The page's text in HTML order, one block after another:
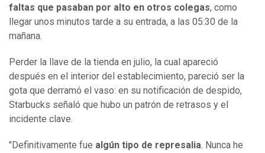
faltas que pasaban por alto en otros colegas, como
llegar unos minutos tarde a su entrada, a las 05:30 de la
mañana.
Perder la llave de la tienda en julio, la cual apareció
después en el interior del establecimiento, pareció ser la
gota que derramó el vaso: en su notificación de despido,
Starbucks señaló que hubo un patrón de retrasos y el
incidente clave.
"Definitivamente fue algún tipo de represalia. Nunca he